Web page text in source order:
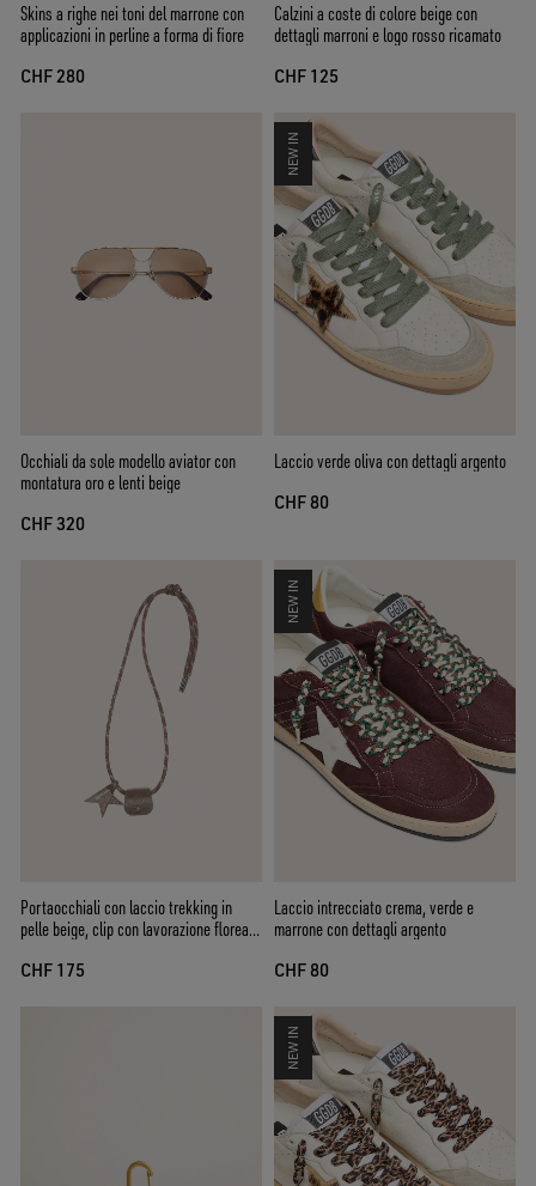
Skins a righe nei toni del marrone con
applicazioni in perline a forma di fiore
CHF 280
Calzini a coste di colore beige con
dettagli marroni e logo rosso ricamato
CHF 125
Occhiali da sole modello aviator con
montatura oro e lenti beige
CHF 320
NEW IN
Laccio verde oliva con dettagli argento
CHF 80
Portaocchiali con laccio trekking in
pelle beige, clip con lavorazione floreale
CHF 175
NEW IN
Laccio intrecciato crema, verde e
marrone con dettagli argento
CHF 80
NEW IN